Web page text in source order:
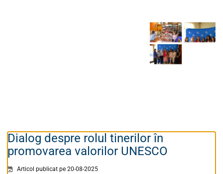
Dialog despre rolul tinerilor în
promovarea valorilor UNESCO
Articol publicat pe 20-08-2025